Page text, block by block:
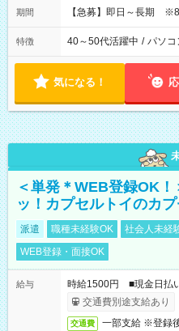
期間 【急募】即日～長期 ※8
特徴 40～50代活躍中 / パソコ
気になる！
＜単発＊WEB登録OK
ッ！カプセルトイのカプ
派遣 職種未経験OK 社会人未経
WEB登録・面接OK
給与
時給1500円 ■現金日払
交通費別途支給あり
交通費
一部支給 ※登録